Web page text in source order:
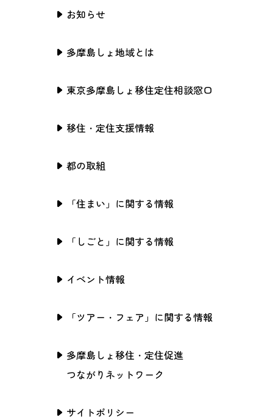
お知らせ
多摩島しょ地域とは
東京多摩島しょ移住定住相談窓口
移住・定住支援情報
都の取組
「住まい」に関する情報
「しごと」に関する情報
イベント情報
「ツアー・フェア」に関する情報
多摩島しょ移住・定住促進
つながりネットワーク
サイトポリシー